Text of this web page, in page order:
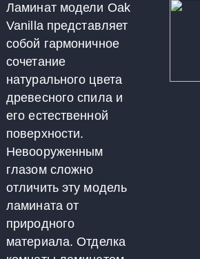
Ламинат модели Oak
Vanilla представляет
собой гармоничное
сочетание
натурального цвета
древесного спила и
его естественной
поверхности.
Невооруженным
глазом сложно
отличить эту модель
ламината от
природного
материала. Отделка